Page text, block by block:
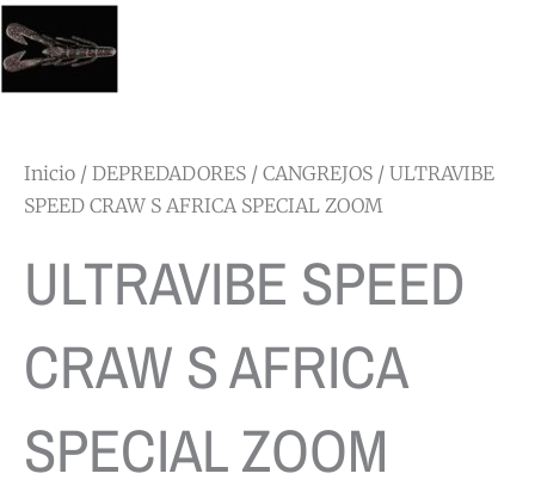
Inicio / DEPREDADORES / CANGREJOS / ULTRAVIBE
SPEED CRAW S AFRICA SPECIAL ZOOM
ULTRAVIBE SPEED
CRAW S AFRICA
SPECIAL ZOOM